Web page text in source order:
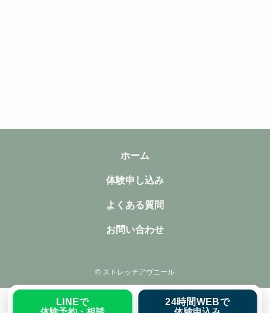
LINEで 24時間WEBで
ホーム
体験申し込み
よくある質問
お問い合わせ
© ストレッチアヴニール